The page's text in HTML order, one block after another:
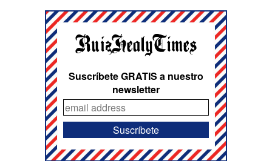
Suscríbete GRATIS a nuestro
newsletter